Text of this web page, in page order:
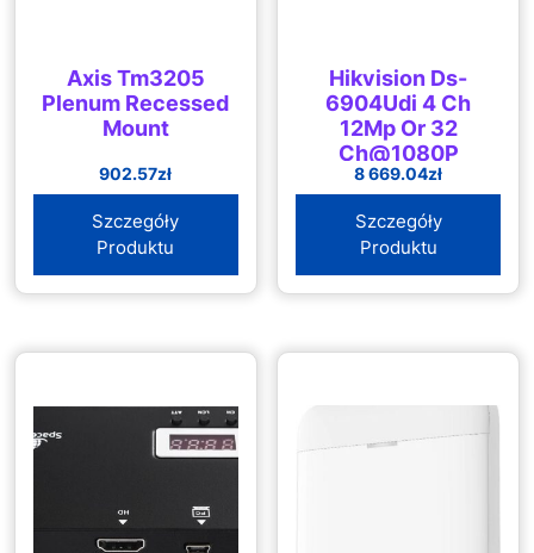
Axis Tm3205
Plenum Recessed
Mount
902.57zł
Szczegóły
Produktu
Hikvision Ds-
6904Udi 4 Ch
12Mp Or 32
Ch@1080P
8 669.04zł
Szczegóły
Produktu